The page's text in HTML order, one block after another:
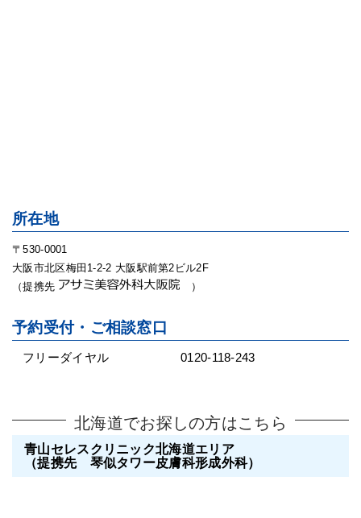
所在地
〒530-0001
大阪市北区梅田1-2-2 大阪駅前第2ビル2F
（提携先
）
予約受付・ご相談窓口
フリーダイヤル 0120-118-243
北海道でお探しの方はこちら
青山セレスクリニック北海道エリア
（提携先 琴似タワー皮膚科形成外科）